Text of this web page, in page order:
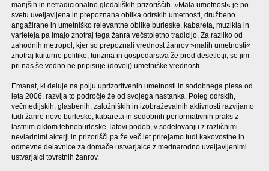
manjših in netradicionalno gledaliških prizoriščih. »Mala umetnost« je po
svetu uveljavljena in prepoznana oblika odrskih umetnosti, družbeno
angažirane in umetniško relevantne oblike burleske, kabareta, muzikla in
varieteja pa imajo znotraj tega žanra večstoletno tradicijo. Za razliko od
zahodnih metropol, kjer so prepoznali vrednost žanrov »malih umetnosti«
znotraj kulturne politike, turizma in gospodarstva že pred desetletji, se jim
pri nas še vedno ne pripisuje (dovolj) umetniške vrednosti.
Emanat, ki deluje na polju uprizoritvenih umetnosti in sodobnega plesa od
leta 2006, razvija to področje že od svojega nastanka. Poleg odrskih,
večmedijskih, glasbenih, založniških in izobraževalnih aktivnosti razvijamo
tudi žanre nove burleske, kabareta in sodobnih performativnih praks z
lastnim ciklom tehnoburleske Tatovi podob, v sodelovanju z različnimi
nevladnimi akterji in prizorišči pa že več let prirejamo tudi kakovostne in
odmevne delavnice za domače ustvarjalce z mednarodno uveljavljenimi
ustvarjalci tovrstnih žanrov.